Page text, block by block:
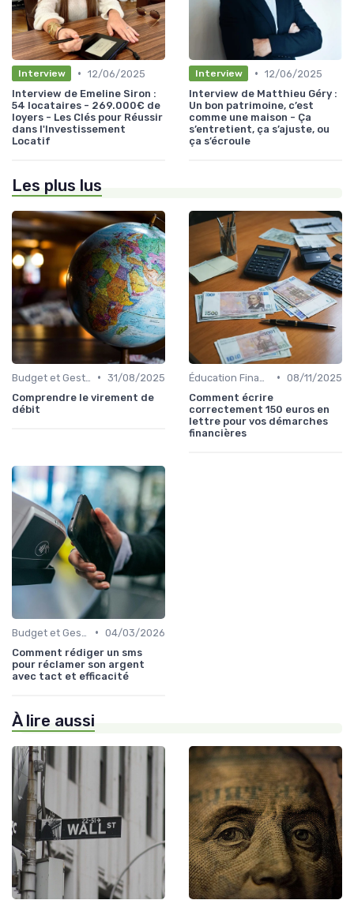
Interview • 12/06/2025
Interview de Emeline Siron :
54 locataires - 269.000€ de
loyers - Les Clés pour Réussir
dans l'Investissement
Locatif
Interview • 12/06/2025
Interview de Matthieu Géry :
Un bon patrimoine, c’est
comme une maison - Ça
s’entretient, ça s’ajuste, ou
ça s’écroule
Les plus lus
• 31/08/2025
Comprendre le virement de
débit
• 08/11/2025
Comment écrire
correctement 150 euros en
lettre pour vos démarches
financières
• 04/03/2026
Comment rédiger un sms
pour réclamer son argent
avec tact et efficacité
À lire aussi